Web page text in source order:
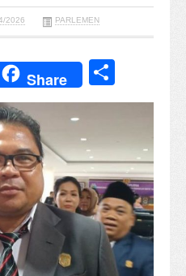
2026 PARLEMEN
Share